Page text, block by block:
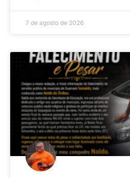
7 de agosto de 2026